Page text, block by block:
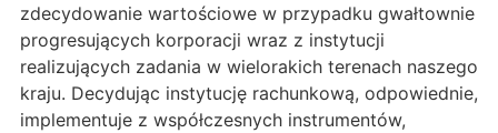
zdecydowanie wartościowe w przypadku gwałtownie
progresujących korporacji wraz z instytucji
realizujących zadania w wielorakich terenach naszego
kraju. Decydując instytucję rachunkową, odpowiednie,
implementuje z współczesnych instrumentów,